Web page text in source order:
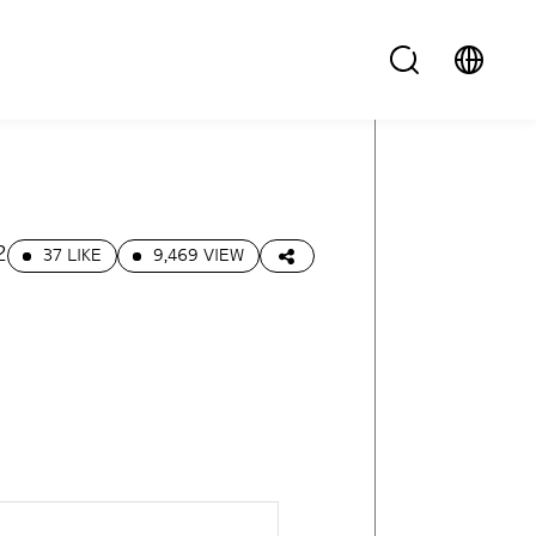
37 LIKE 9,469 VIEW